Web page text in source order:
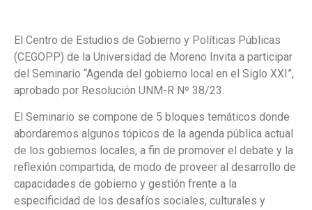
El Centro de Estudios de Gobierno y Políticas Públicas
(CEGOPP) de la Universidad de Moreno Invita a participar
del Seminario “Agenda del gobierno local en el Siglo XXI”,
aprobado por Resolución UNM-R Nº 38/23.
El Seminario se compone de 5 bloques temáticos donde
abordaremos algunos tópicos de la agenda pública actual
de los gobiernos locales, a fin de promover el debate y la
reflexión compartida, de modo de proveer al desarrollo de
capacidades de gobierno y gestión frente a la
especificidad de los desafíos sociales, culturales y